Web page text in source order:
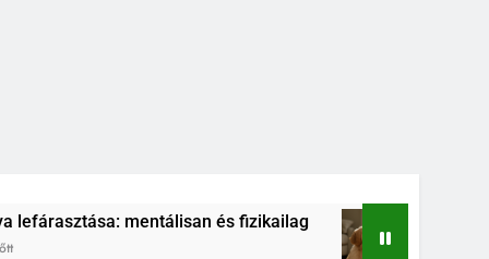
és fizikailag Kölyökkutya és
4 Hónap Ezelőtt